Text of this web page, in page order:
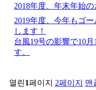
文す
到着
まで
50分
合計
額：
2018年度、年末年始
2019年度、今年もゴ
します！
台風19号の影響で10
す。
열린1페이지 2페이지 맨